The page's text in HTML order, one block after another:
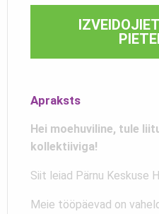
Apraksts
Hei moehuviline, tule
kollektiiviga!
Siit leiad Pärnu Keskuse
Meie tööpäevad on